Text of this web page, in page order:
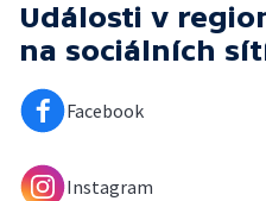
Události v
na sociálních
Facebook
Instagram